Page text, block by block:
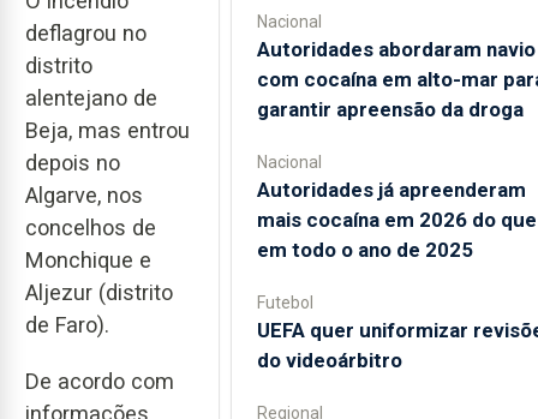
deflagrou no
distrito
alentejano de
Beja, mas entrou
depois no
Algarve, nos
concelhos de
Monchique e
Aljezur (distrito
de Faro).
De acordo com
informações
Nacional
Autoridades abordaram navio
com cocaína em alto-mar
garantir apreensão da droga
Nacional
Autoridades já apreenderam
mais cocaína em 2026 do que
em todo o ano de 2025
Futebol
UEFA quer uniformizar
do videoárbitro
Regional